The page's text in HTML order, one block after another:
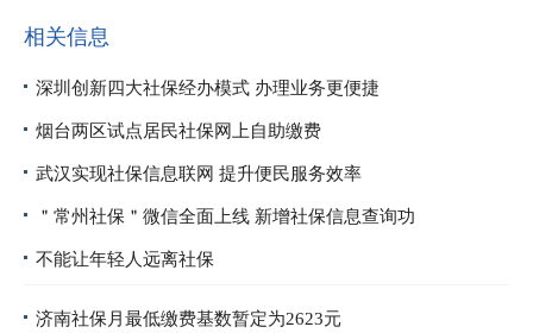
相关信息
深圳创新四大社保经办模式 办理业务更便捷
烟台两区试点居民社保网上自助缴费
武汉实现社保信息联网 提升便民服务效率
＂常州社保＂微信全面上线 新增社保信息查询功
不能让年轻人远离社保
济南社保月最低缴费基数暂定为2623元